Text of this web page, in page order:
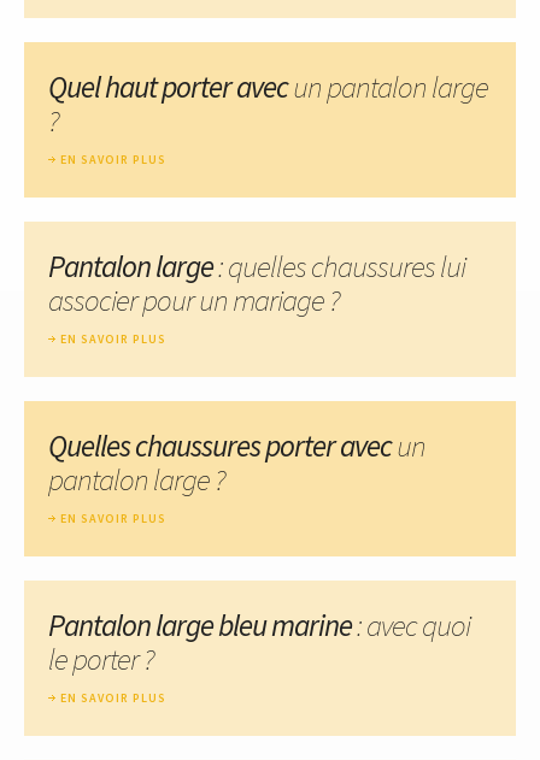
Quel haut porter avecun pantalon large
?
EN SAVOIR PLUS
Pantalon large: quelles chaussures lui
associer pour un mariage ?
EN SAVOIR PLUS
Quelles chaussures porter avecun
pantalon large ?
EN SAVOIR PLUS
Pantalon large bleu marine: avec quoi
le porter ?
EN SAVOIR PLUS